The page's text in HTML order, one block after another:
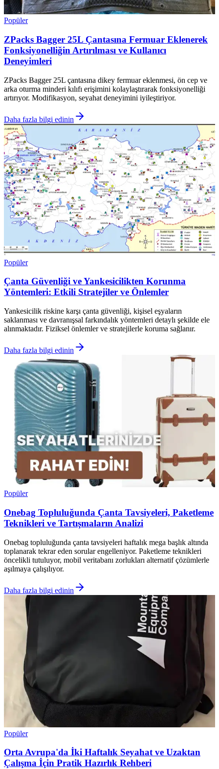
Popüler
ZPacks Bagger 25L Çantasına Fermuar Eklenerek
Fonksiyonelliğin Artırılması ve Kullanıcı
Deneyimleri
ZPacks Bagger 25L çantasına dikey fermuar eklenmesi, ön cep ve
arka oturma minderi kılıfı erişimini kolaylaştırarak fonksiyonelliği
artırıyor. Modifikasyon, seyahat deneyimini iyileştiriyor.
Daha fazla bilgi edinin
Popüler
Çanta Güvenliği ve Yankesicilikten Korunma
Yöntemleri: Etkili Stratejiler ve Önlemler
Yankesicilik riskine karşı çanta güvenliği, kişisel eşyaların
saklanması ve davranışsal farkındalık yöntemleri detaylı şekilde ele
alınmaktadır. Fiziksel önlemler ve stratejilerle koruma sağlanır.
Daha fazla bilgi edinin
Popüler
Onebag Topluluğunda Çanta Tavsiyeleri, Paketleme
Teknikleri ve Tartışmaların Analizi
Onebag topluluğunda çanta tavsiyeleri haftalık mega başlık altında
toplanarak tekrar eden sorular engelleniyor. Paketleme teknikleri
öncelikli tutuluyor, mobil veritabanı zorlukları alternatif çözümlerle
aşılmaya çalışılıyor.
Daha fazla bilgi edinin
Popüler
Orta Avrupa'da İki Haftalık Seyahat ve Uzaktan
Çalışma İçin Pratik Hazırlık Rehberi